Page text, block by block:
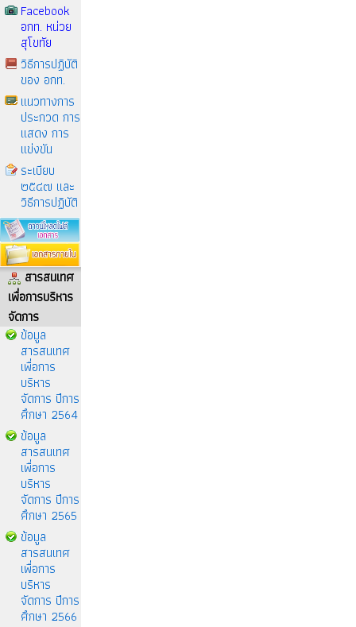
Facebook
อกท. หน่วย
สุโขทัย
วิธีการปฏิบัติ
ของ อกท.
แนวทางการ
ประกวด การ
แสดง การ
แข่งขัน
ระเบียบ
๒๕๔๗ และ
วิธีการปฏิบัติ
สารสนเทศ
เพื่อการบริหาร
จัดการ
ข้อมูล
สารสนเทศ
เพื่อการ
บริหาร
จัดการ ปีการ
ศึกษา 2564
ข้อมูล
สารสนเทศ
เพื่อการ
บริหาร
จัดการ ปีการ
ศึกษา 2565
ข้อมูล
สารสนเทศ
เพื่อการ
บริหาร
จัดการ ปีการ
ศึกษา 2566